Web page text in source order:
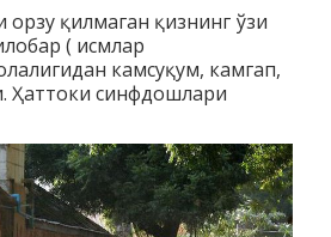
орзу қилмаган қизнинг ўзи
( исмлар
камсуқум, камгап,
Ҳаттоки синфдошлари